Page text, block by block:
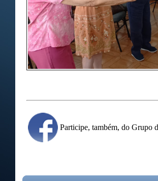
Participe, também, do Grupo